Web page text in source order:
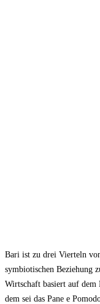
Bari ist zu drei Vierteln
symbiotischen Beziehung
Wirtschaft basiert auf dem
dem sei das Pane e